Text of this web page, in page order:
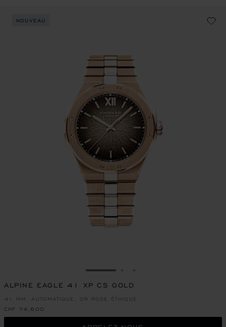
NOUVEAU
ALLER À LA DIAPOSITIVE 1
ALPINE EAGLE 41 XP CS GOLD
41 MM, AUTOMATIQUE, OR ROSE ÉTHIQUE
CHF 74,600